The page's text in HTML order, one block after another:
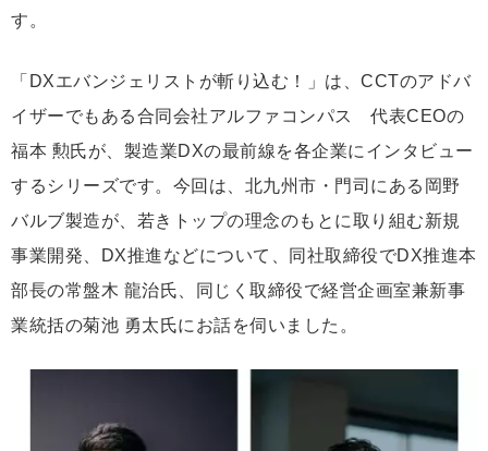
す。
「DXエバンジェリストが斬り込む！」は、CCTのアドバ
イザーでもある合同会社アルファコンパス 代表CEOの
福本 勲氏が、製造業DXの最前線を各企業にインタビュー
するシリーズです。今回は、北九州市・門司にある岡野
バルブ製造が、若きトップの理念のもとに取り組む新規
事業開発、DX推進などについて、同社取締役でDX推進本
部長の常盤木 龍治氏、同じく取締役で経営企画室兼新事
業統括の菊池 勇太氏にお話を伺いました。